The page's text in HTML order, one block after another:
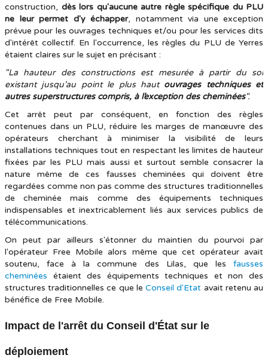
construction, dès lors qu'aucune autre règle spécifique du PLU
ne leur permet d'y échapper, notamment via une exception
prévue pour les ouvrages techniques et/ou pour les services dits
d'intérêt collectif. En l'occurrence, les règles du PLU de Yerres
étaient claires sur le sujet en précisant :
"La hauteur des constructions est mesurée à partir du sol
existant jusqu’au point le plus haut ouvrages techniques et
autres superstructures compris, à l’exception des cheminées".
Cet arrêt peut par conséquent, en fonction des règles
contenues dans un PLU, réduire les marges de manœuvre des
opérateurs cherchant à minimiser la visibilité de leurs
installations techniques tout en respectant les limites de hauteur
fixées par les PLU mais aussi et surtout semble consacrer la
nature même de ces fausses cheminées qui doivent être
regardées comme non pas comme des structures traditionnelles
de cheminée mais comme des équipements techniques
indispensables et inextricablement liés aux services publics de
télécommunications.
On peut par ailleurs s'étonner du maintien du pourvoi par
l'opérateur Free Mobile alors même que cet opérateur avait
soutenu, face à la commune des Lilas, que les fausses
cheminées étaient des équipements techniques et non des
structures traditionnelles ce que leConseil d'Etat avait retenu au
bénéfice de Free Mobile.
Impact de l'arrêt du Conseil d'État sur le
déploiement